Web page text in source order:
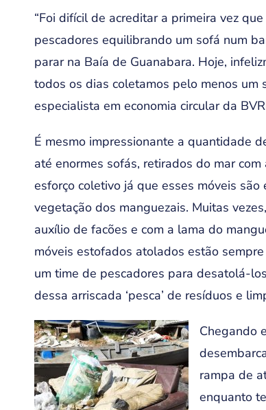
“Foi difícil de acreditar a primeira vez
pescadores equilibrando um sofá num
parar na Baía de Guanabara. Hoje,
todos os dias coletamos pelo menos um
especialista em economia circular da
É mesmo impressionante a quantidade
até enormes sofás, retirados do mar
esforço coletivo já que esses móveis
vegetação dos manguezais. Muitas
auxílio de facões e com a lama do
móveis estofados atolados estão
um time de pescadores para desatolá-
dessa arriscada ‘pesca’ de resíduos e
Chegando
rampa de
enquanto